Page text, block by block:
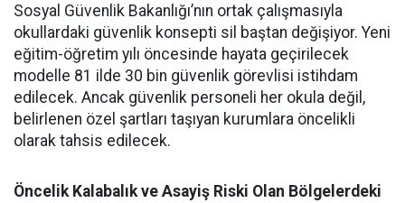
Sosyal Güvenlik Bakanlığı’nın ortak çalışmasıyla
okullardaki güvenlik konsepti sil baştan değişiyor. Yeni
eğitim-öğretim yılı öncesinde hayata geçirilecek
modelle 81 ilde 30 bin güvenlik görevlisi istihdam
edilecek. Ancak güvenlik personeli her okula değil,
belirlenen özel şartları taşıyan kurumlara öncelikli
olarak tahsis edilecek.
Öncelik Kalabalık ve Asayiş Riski Olan Bölgelerdeki